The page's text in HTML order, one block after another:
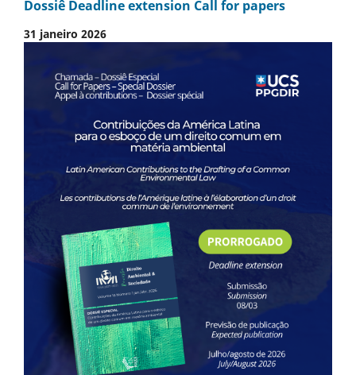
Dossiê Deadline extension Call for papers
31 janeiro 2026